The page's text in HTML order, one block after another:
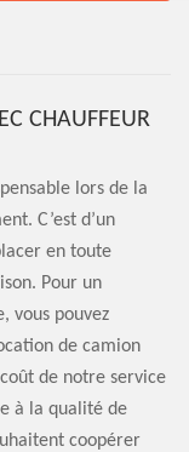
CHAUFFEUR
lors de la
C’est d’un
en toute
Pour un
vous pouvez
de camion
de notre service
à la qualité de
coopérer